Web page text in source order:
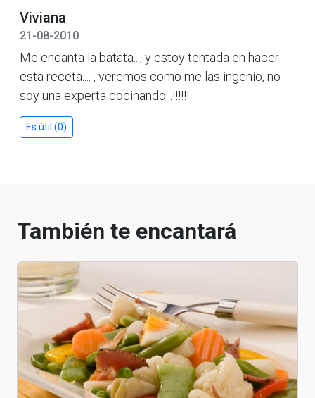
Viviana
21-08-2010
Me encanta la batata..., y estoy tentada en hacer
esta receta.... , veremos como me las ingenio, no
soy una experta cocinando...!!!!!!
Es útil (0)
También te encantará